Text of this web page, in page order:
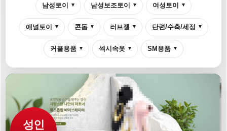
남성토이 ▾ 남성보조토이 ▾ 여성토이 ▾
애널토이 ▾ 콘돔 ▾ 러브젤 ▾ 단련/수축/세정 ▾
커플용품 ▾ 섹시속옷 ▾ SM용품 ▾
성인